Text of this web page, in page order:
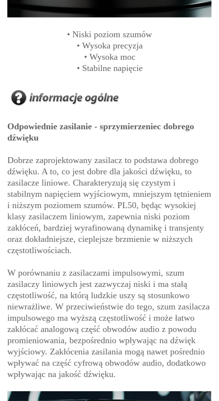
• Niski poziom szumów
• Wysoka precyzja
• Wysoka moc
• Stabilne napięcie
Odpowiednie zasilanie - sprzymierzeniec dobrego
dźwięku
Dobrze zaprojektowany zasilacz to podstawa dobrego
dźwięku. A to, co jest dobre dla jakości dźwięku, to
zasilacze liniowe. Charakteryzują się czystym i
stabilnym napięciem wyjściowym, mniejszym tętnieniem
i niższym poziomem szumów. PL50, będąc wysokiej
klasy zasilaczem liniowym, zapewnia niski poziom
zakłóceń, bardziej wyrafinowaną dynamikę i transjenty
oraz dokładniejsze, cieplejsze brzmienie w niższych
częstotliwościach.
W porównaniu z zasilaczami impulsowymi, szum
zasilaczy liniowych jest zazwyczaj niski i ma stałą
częstotliwość, na którą ludzkie uszy są stosunkowo
niewrażliwe. W przeciwieństwie do tego, szum zasilacza
impulsowego ma wyższą częstotliwość i może łatwo
zakłócać analogową część obwodów audio z powodu
promieniowania, bezpośrednio wpływając na dźwięk
wyjściowy. Zakłócenia zasilania mogą nawet pośrednio
wpływać na część cyfrową obwodów audio, dodatkowo
wpływając na jakość dźwięku.